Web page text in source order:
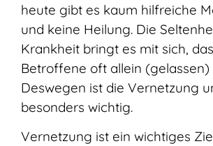
heute gibt es kaum hilfreiche
und keine Heilung. Die
Krankheit bringt es mit sich,
Betroffene oft allein (gelassen)
Deswegen ist die Vernetzung
besonders wichtig.
Vernetzung ist ein wichtiges